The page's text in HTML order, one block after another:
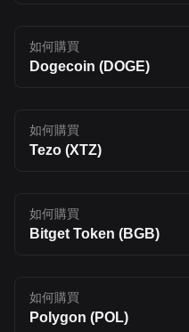
and ecosystem expansion,
$0.50, though such outcomes
Conclusion Fluent (BLEND) takes aim at one of Web3’s most
persistent problems:
under one roof. If successful,
for developers to build across
a more connected on-chain experience. That
Layer 2 space will all shape
an interesting project to
infrastructure may be
any of the products and
financial, or trading advice.
consulted prior to making
如何購買
Dogecoin (DOGE)
如何購買
Tezo (XTZ)
如何購買
Bitget Token (BGB)
如何購買
Polygon (POL)